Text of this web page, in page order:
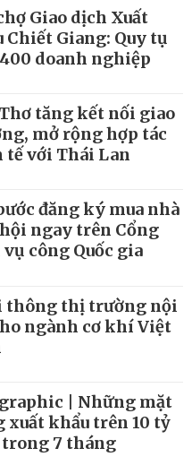
Giao dịch Xuất
Chiết Giang: Quy tụ
doanh nghiệp
tăng kết nối giao
mở rộng hợp tác
với Thái Lan
đăng ký mua nhà
ngay trên Cổng
công Quốc gia
thông thị trường nội
ngành cơ khí Việt
| Những mặt
xuất khẩu trên 10 tỷ
trong 7 tháng